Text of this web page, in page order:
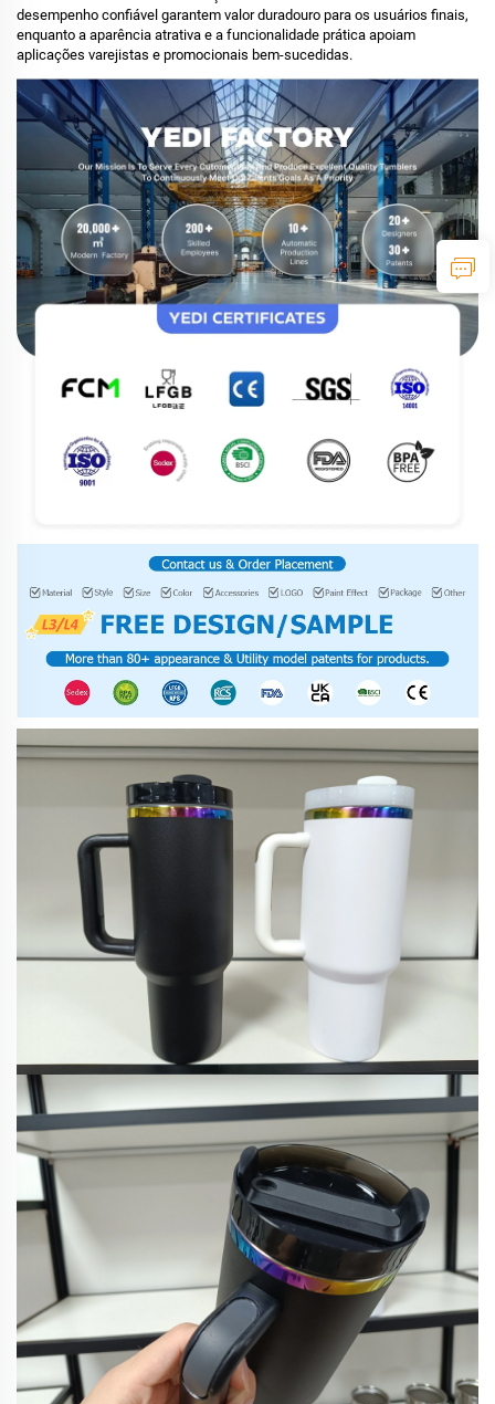
desempenho confiável garantem valor duradouro para os usuários finais,
enquanto a aparência atrativa e a funcionalidade prática apoiam
aplicações varejistas e promocionais bem-sucedidas.